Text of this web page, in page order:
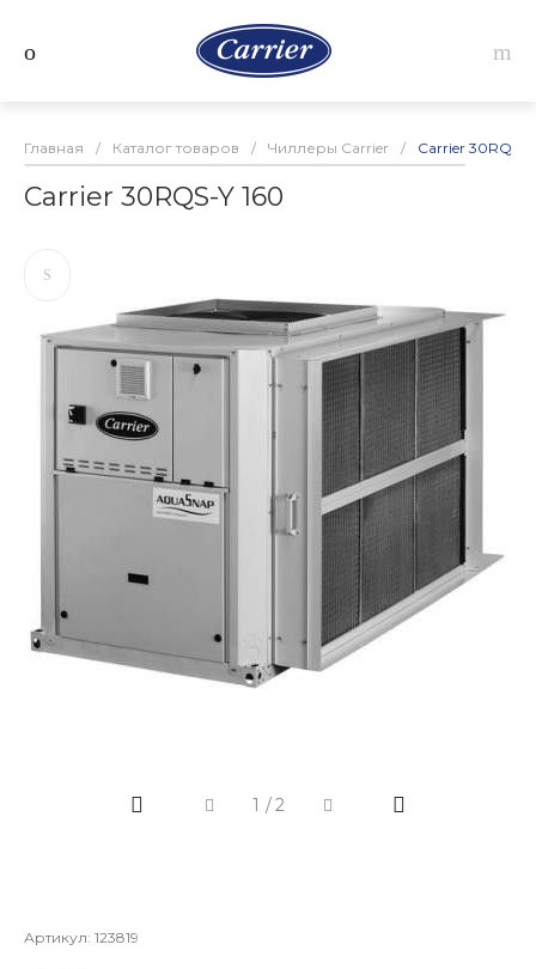
Главная / Каталог товаров / Чиллеры Carrier / Carrier 30RQS-
Carrier 30RQS-Y 160
1 /2
Артикул: 123819